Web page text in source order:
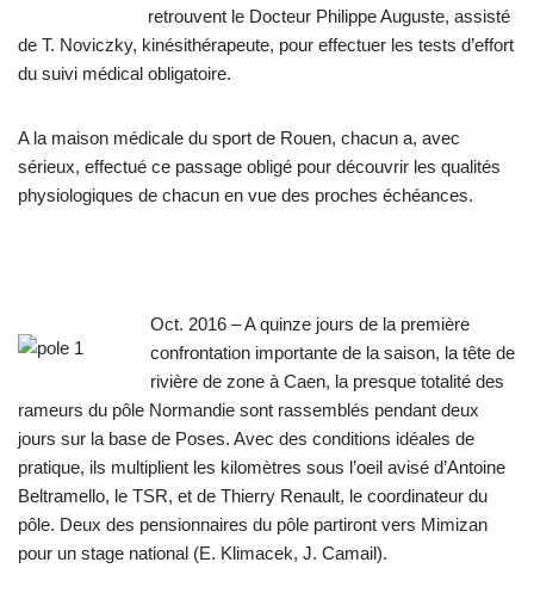
retrouvent le Docteur Philippe Auguste, assisté
de T. Noviczky, kinésithérapeute, pour effectuer les tests d’effort
du suivi médical obligatoire.
A la maison médicale du sport de Rouen, chacun a, avec
sérieux, effectué ce passage obligé pour découvrir les qualités
physiologiques de chacun en vue des proches échéances.
Oct. 2016 – A quinze jours de la première
confrontation importante de la saison, la tête de
rivière de zone à Caen, la presque totalité des
rameurs du pôle Normandie sont rassemblés pendant deux
jours sur la base de Poses. Avec des conditions idéales de
pratique, ils multiplient les kilomètres sous l’oeil avisé d’Antoine
Beltramello, le TSR, et de Thierry Renault, le coordinateur du
pôle. Deux des pensionnaires du pôle partiront vers Mimizan
pour un stage national (E. Klimacek, J. Camail).